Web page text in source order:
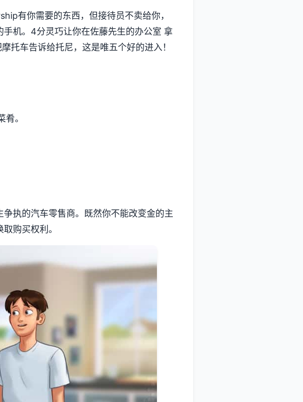
有你需要的东西，但接待员不卖给你，
机。4分灵巧让你在佐藤先生的办公室 拿
托车告诉给托尼，这是唯五个好的进入！
。
执的汽车零售商。既然你不能改变金的主
购买权利。